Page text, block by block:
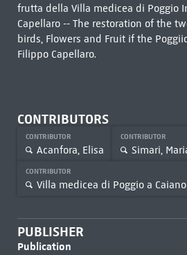
frutta della Villa medicea di Poggio
Capellaro -- The restoration of the
birds, Flowers and Fruit if the
Filippo Capellaro.
CONTRIBUTORS
CONTRIBUTOR
Acanfora, Elisa
CONTRIBUTOR
Simari,
CONTRIBUTOR
Villa medicea di Poggio a Caiano
PUBLISHER
Publication